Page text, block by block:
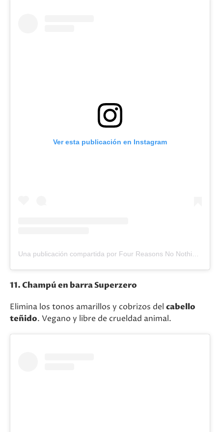
Ver esta publicación en Instagram
Una publicación compartida por Four Reasons No Nothing (@nonothingverysensitive)
11. Champú en barra Superzero
Elimina los tonos amarillos y cobrizos del cabello
teñido. Vegano y libre de crueldad animal.